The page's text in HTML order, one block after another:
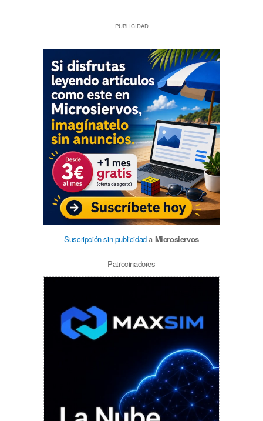
PUBLICIDAD
Suscripción sin publicidada Microsiervos
Patrocinadores